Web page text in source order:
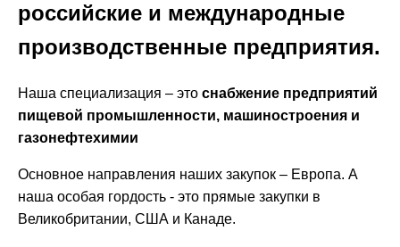
российские и международные
производственные предприятия.
Наша специализация – это снабжение предприятий
пищевой промышленности, машиностроения и
газонефтехимии
Основное направления наших закупок – Европа. А
наша особая гордость - это прямые закупки в
Великобритании, США и Канаде.